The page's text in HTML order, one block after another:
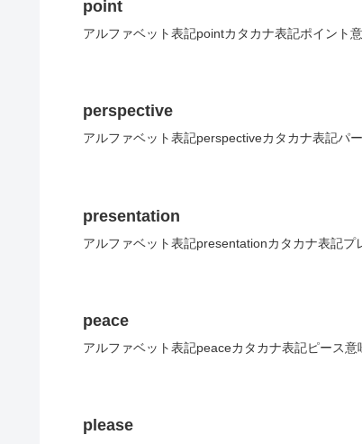
point
アルファベット表記pointカタカナ表記ポイント
perspective
アルファベット表記perspectiveカタカナ表記パ
presentation
アルファベット表記presentationカタカナ表記プ
peace
アルファベット表記peaceカタカナ表記ピース意
please